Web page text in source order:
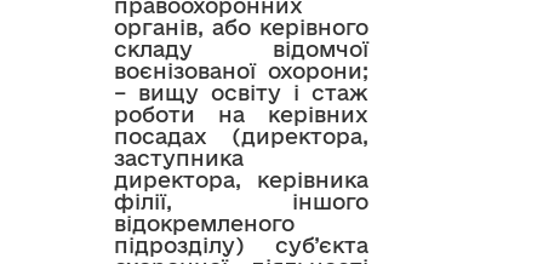
правоохоронних
органів, або керівного
складу відомчої
воєнізованої охорони;
– вищу освіту і стаж
роботи на керівних
посадах (директора,
заступника
директора, керівника
філії, іншого
відокремленого
підрозділу) суб’єкта